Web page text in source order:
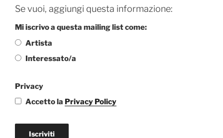
Se vuoi, aggiungi questa informazione:
Mi iscrivo a questa mailing list come:
Artista
Interessato/a
Privacy
Accetto la Privacy Policy
Iscriviti